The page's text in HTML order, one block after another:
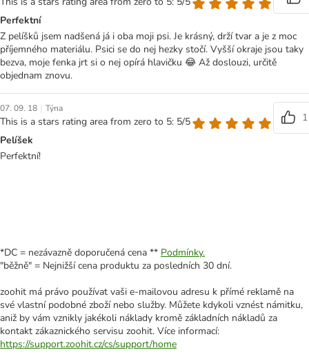
Perfektní
Z pelíšků jsem nadšená já i oba moji psi. Je krásný, drží tvar a je z moc
příjemného materiálu. Psici se do nej hezky stočí. Vyšší okraje jsou taky
bezva, moje fenka jrt si o nej opírá hlavičku 😂 Až doslouzi, určitě
objednam znovu.
07. 09. 18 | Týna
This is a stars rating area from zero to 5: 5/5
1
Pelíšek
Perfektní!
*DC = nezávazně doporučená cena ** Podmínky.
"běžně" = Nejnižší cena produktu za posledních 30 dní.
zoohit má právo používat vaši e-mailovou adresu k přímé reklamě na
své vlastní podobné zboží nebo služby. Můžete kdykoli vznést námitku,
aniž by vám vznikly jakékoli náklady kromě základních nákladů za
kontakt zákaznického servisu zoohit. Více informací:
https://support.zoohit.cz/cs/support/home